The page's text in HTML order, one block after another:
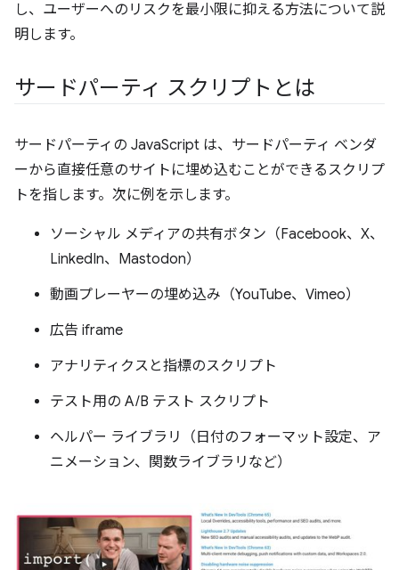
し、ユーザーへのリスクを最小限に抑える方法について説
明します。
サードパーティ スクリプトとは
サードパーティの JavaScript は、サードパーティ ベンダ
ーから直接任意のサイトに埋め込むことができるスクリプ
トを指します。次に例を示します。
ソーシャル メディアの共有ボタン（Facebook、X、
LinkedIn、Mastodon）
動画プレーヤーの埋め込み（YouTube、Vimeo）
広告 iframe
アナリティクスと指標のスクリプト
テスト用の A/B テスト スクリプト
ヘルパー ライブラリ（日付のフォーマット設定、ア
ニメーション、関数ライブラリなど）